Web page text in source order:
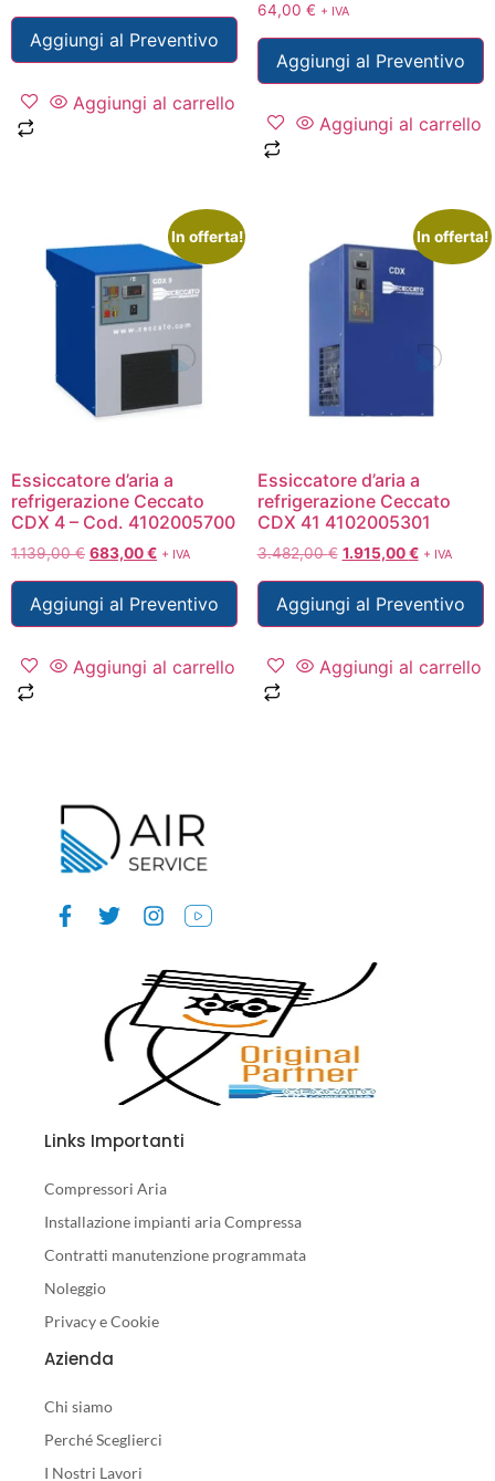
Aggiungi al Preventivo
Aggiungi al carrello
64,00 € + IVA
Aggiungi al Preventivo
Aggiungi al carrello
In offerta!
Essiccatore d’aria a
refrigerazione Ceccato
CDX 4 – Cod. 4102005700
1.139,00€ 683,00€ + IVA
Aggiungi al Preventivo
Aggiungi al carrello
In offerta!
Essiccatore d’aria a
refrigerazione Ceccato
CDX 41 4102005301
3.482,00€ 1.915,00€ + IVA
Aggiungi al Preventivo
Aggiungi al carrello
Links Importanti
Compressori Aria
Installazione impianti aria Compressa
Contratti manutenzione programmata
Noleggio
Privacy e Cookie
Azienda
Chi siamo
Perché Sceglierci
I Nostri Lavori